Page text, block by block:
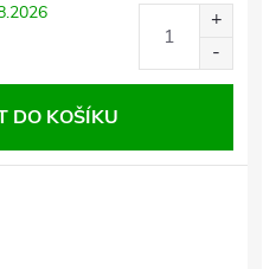
DO KOŠÍKU